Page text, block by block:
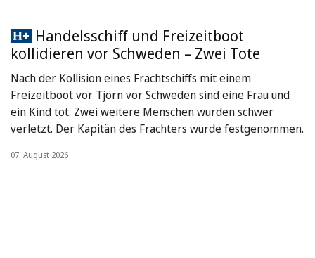
Handelsschiff und Freizeitboot
kollidieren vor Schweden – Zwei Tote
Nach der Kollision eines Frachtschiffs mit einem
Freizeitboot vor Tjörn vor Schweden sind eine Frau und
ein Kind tot. Zwei weitere Menschen wurden schwer
verletzt. Der Kapitän des Frachters wurde festgenommen.
07. August 2026